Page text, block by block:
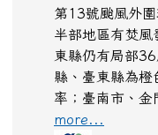
第13號颱風外
半部地區有焚
東縣仍有局部
縣、臺東縣為
率；臺南市、金
more...